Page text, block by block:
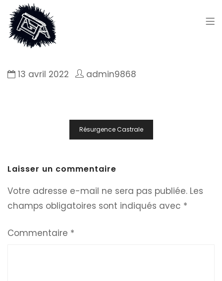
13 avril 2022 admin9868
Résurgence Castrale
Laisser un commentaire
Votre adresse e-mail ne sera pas publiée. Les
champs obligatoires sont indiqués avec *
Commentaire *